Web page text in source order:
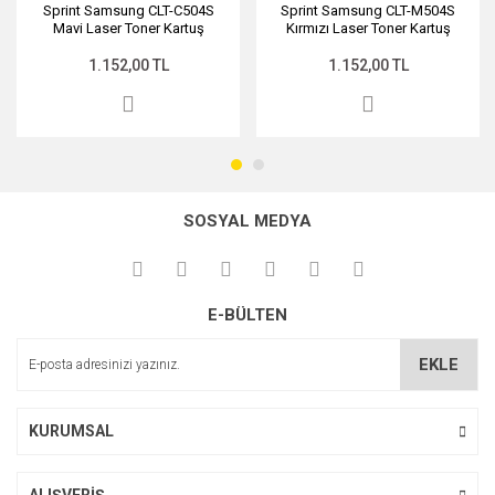
Sprint Samsung CLT-C504S
Mavi Laser Toner Kartuş
1.152,00 TL
Sprint Samsung CLT-M504S
Kırmızı Laser Toner Kartuş
1.152,00 TL
SOSYAL MEDYA
E-BÜLTEN
EKLE
KURUMSAL